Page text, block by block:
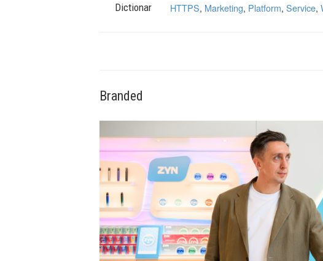
Dictionar HTTPS, Marketing, Platform, Service,
Branded